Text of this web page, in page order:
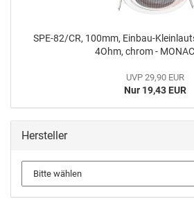
SPE-82/CR, 100mm, Einbau-
4Ohm, chrom -
UVP 29,90 EUR
Nur 19,43 EUR
Hersteller